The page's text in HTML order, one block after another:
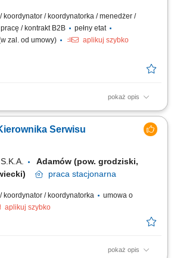
koordynator / koordynatorka / menedżer /
/ kontrakt B2B
pełny etat
zal. od umowy)
aplikuj szybko
pokaż opis
nad realizacją zgłoszeń technicznych,
zadań zespołom technicznym, kontrola
prac, organizacja przeglądów,
z podwykonawcami i dostawcami,
Serwisu
Adamów (pow. grodziski,
praca stacjonarna
koordynator / koordynatorka
umowa o
aplikuj szybko
pokaż opis